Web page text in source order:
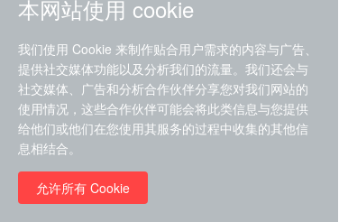
RMC-6291 (Elironrasib)
（CAS#2641998-63-0 目录
ZDZ-553， compound 22a，
STAT1抑制剂 目录号
D9181792
本网站使用 cookie
我们使用 Cookie 来制作贴合用户需求的内容与广告、
提供社交媒体功能以及分析我们的流量。我们还会与
社交媒体、广告和分析合作伙伴分享您对我们网站的
使用情况，这些合作伙伴可能会将此类信息与您提供
给他们或他们在您使用其服务的过程中收集的其他信
息相结合。
允许所有 Cookie